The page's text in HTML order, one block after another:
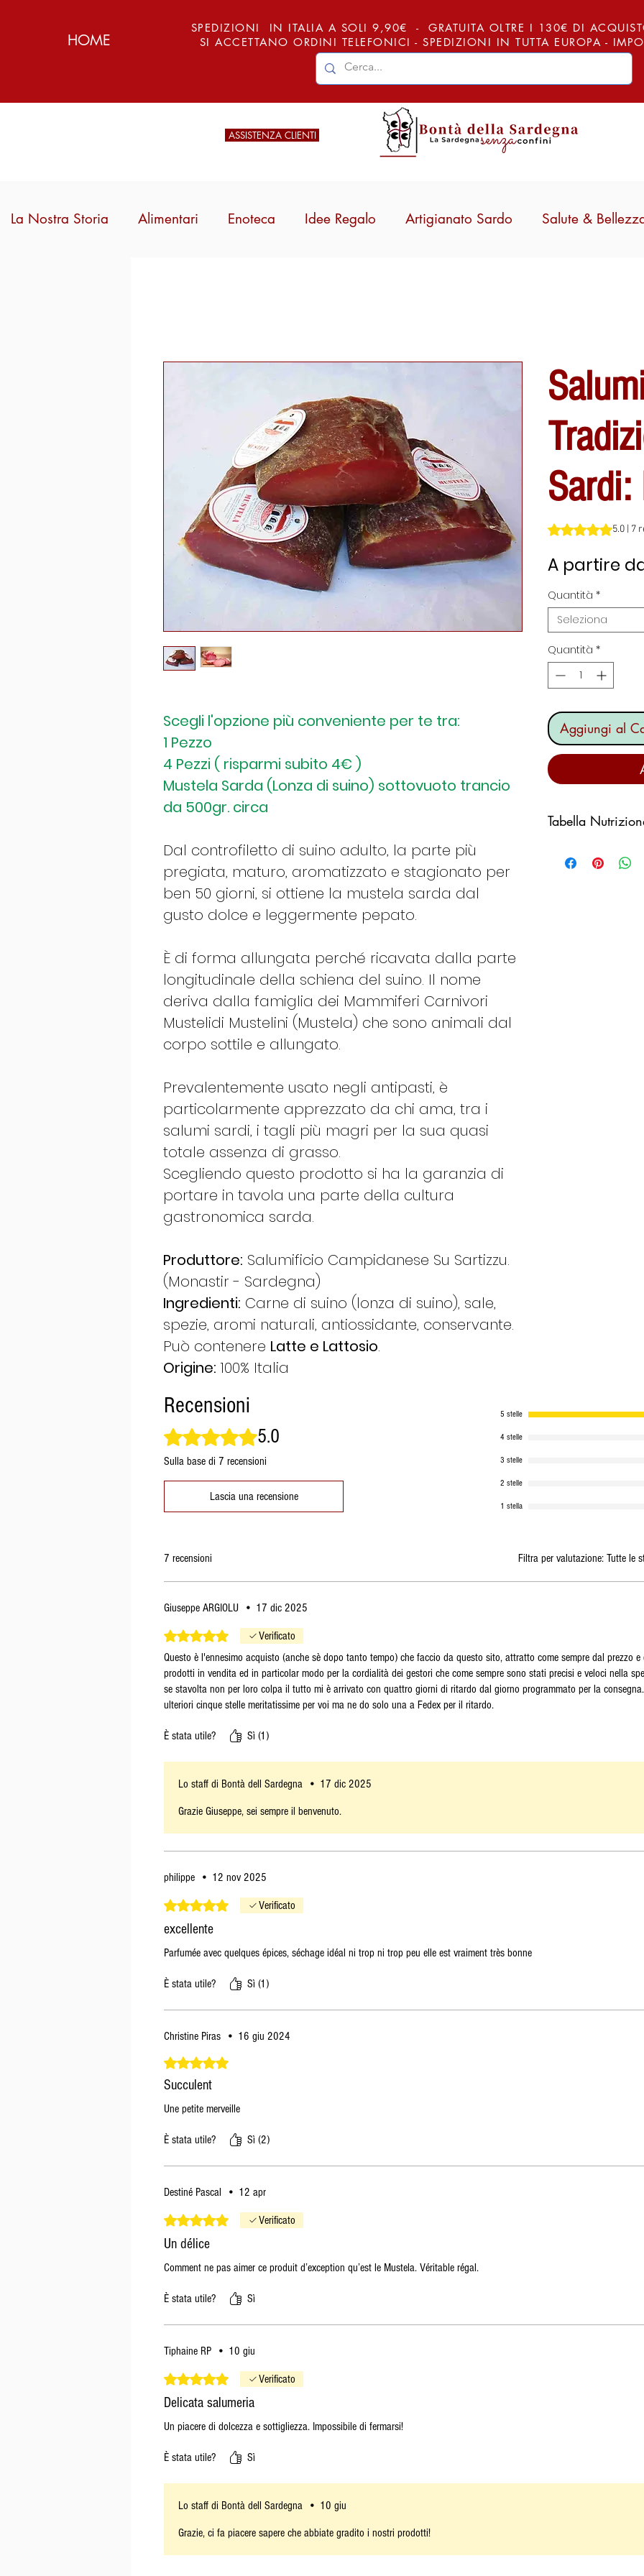
HOME
SPEDIZIONI IN ITALIA A SOLI 9,90€ - GRATUITA OLTRE I 130€ DI
SI ACCETTANO ORDINI TELEFONICI - SPEDIZIONI IN TUTTA EUROPA -
ASSISTENZA CLIENTI
La Nostra Storia Alimentari Enoteca Idee Regalo Artigianato Sardo Salute &
Scegli l'opzione più conveniente per te tra:
1 Pezzo
4 Pezzi ( risparmi subito 4€ )
Mustela Sarda (Lonza di suino) sottovuoto trancio
da 500gr. circa
Dal controfiletto di suino adulto, la parte più
pregiata, maturo, aromatizzato e stagionato per
ben 50 giorni, si ottiene la mustela sarda dal
gusto dolce e leggermente pepato.
È di forma allungata perché ricavata dalla parte
longitudinale della schiena del suino. Il nome
deriva dalla famiglia dei Mammiferi Carnivori
Mustelidi Mustelini (Mustela) che sono animali dal
corpo sottile e allungato.
Prevalentemente usato negli antipasti, è
particolarmente apprezzato da chi ama, tra i
salumi sardi, i tagli più magri per la sua quasi
totale assenza di grasso.
Scegliendo questo prodotto si ha la garanzia di
portare in tavola una parte della cultura
gastronomica sarda.
Produttore: Salumificio Campidanese Su Sartizzu.
(Monastir - Sardegna)
Ingredienti: Carne di suino (lonza di suino), sale,
spezie, aromi naturali, antiossidante, conservante.
Può contenere Latte e Lattosio.
Origine: 100% Italia
Sulla base di 75.0 | 7
A partire
Quantità *
Seleziona
Quantità *
Aggiungi al
Tabella
Valori medi per
Recensioni
Valutazione 5 stelle su 5.
5.0
Sulla base di 7 recensioni
Lascia una recensione
5 stelle
4 stelle
3 stelle
2 stelle
1 stella
7 recensioni Filtra per valutazione: Tutte le
Giuseppe ARGIOLU • 17 dic 2025
Valutazione 5 stelle su 5.
Verificato
Questo è l'ennesimo acquisto (anche sè dopo tanto tempo) che faccio da questo sito, attratto come sempre dal prezzo e
prodotti in vendita ed in particolar modo per la cordialità dei gestori che come sempre sono stati precisi e veloci nella
se stavolta non per loro colpa il tutto mi è arrivato con quattro giorni di ritardo dal giorno programmato per la
ulteriori cinque stelle meritatissime per voi ma ne do solo una a Fedex per il ritardo.
È stata utile? Sì (1)
Lo staff di Bontà dell Sardegna • 17 dic 2025
Grazie Giuseppe, sei sempre il benvenuto.
philippe • 12 nov 2025
Valutazione 5 stelle su 5.
Verificato
excellente
Parfumée avec quelques épices, séchage idéal ni trop ni trop peu elle est vraiment très bonne
È stata utile? Sì (1)
Christine Piras • 16 giu 2024
Valutazione 5 stelle su 5.
Succulent
Une petite merveille
È stata utile? Sì (2)
Destiné Pascal • 12 apr
Valutazione 5 stelle su 5.
Verificato
Un délice
Comment ne pas aimer ce produit d’exception qu’est le Mustela. Véritable régal.
È stata utile? Sì
Tiphaine RP • 10 giu
Valutazione 5 stelle su 5.
Verificato
Delicata salumeria
Un piacere di dolcezza e sottigliezza. Impossibile di fermarsi!
È stata utile? Sì
Lo staff di Bontà dell Sardegna • 10 giu
Grazie, ci fa piacere sapere che abbiate gradito i nostri prodotti!